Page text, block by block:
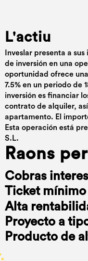
L'actiu
Inveslar presenta a
de inversión en una
oportunidad ofrece
7.5% en un periodo de
inversión es financiar
contrato de alquiler,
apartamento. El
Esta operación está
S.L.
Raons
Cobras
Ticket mínimo
Alta
Proyecto a
Producto de